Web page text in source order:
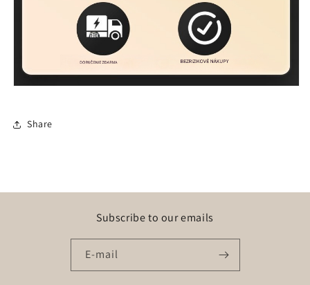
Share
Subscribe to our emails
E-mail